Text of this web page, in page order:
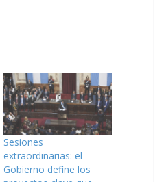
Sesiones
extraordinarias: el
Gobierno define los